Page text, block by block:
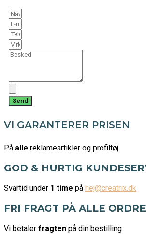
Send
VI GARANTERER PRISEN
På alle reklameartikler og profiltøj
GOD & HURTIG
Svartid under 1 time på hej@creatrix.dk
FRI FRAGT PÅ ALLE
Vi betaler fragten på din bestilling